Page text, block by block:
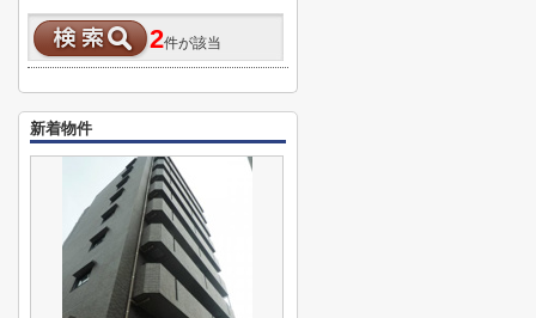
2件が該当
新着物件